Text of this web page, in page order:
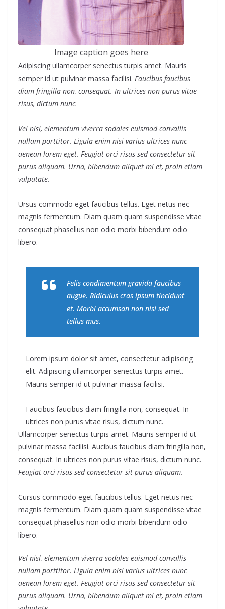
Image caption goes here
Adipiscing ullamcorper senectus turpis amet. Mauris
semper id ut pulvinar massa facilisi. Faucibus faucibus
diam fringilla non, consequat. In ultrices non purus vitae
risus, dictum nunc.
Vel nisl, elementum viverra sodales euismod convallis
nullam porttitor. Ligula enim nisi varius ultrices nunc
aenean lorem eget. Feugiat orci risus sed consectetur sit
purus aliquam. Urna, bibendum aliquet mi et, proin etiam
vulputate.
Ursus commodo eget faucibus tellus. Eget netus nec
magnis fermentum. Diam quam quam suspendisse vitae
consequat phasellus non odio morbi bibendum odio
libero.
Felis condimentum gravida faucibus
augue. Ridiculus cras ipsum tincidunt
et. Morbi accumsan non nisi sed
tellus mus.
Lorem ipsum dolor sit amet, consectetur adipiscing
elit. Adipiscing ullamcorper senectus turpis amet.
Mauris semper id ut pulvinar massa facilisi.
Faucibus faucibus diam fringilla non, consequat. In
ultrices non purus vitae risus, dictum nunc.
Ullamcorper senectus turpis amet. Mauris semper id ut
pulvinar massa facilisi. Aucibus faucibus diam fringilla non,
consequat. In ultrices non purus vitae risus, dictum nunc.
Feugiat orci risus sed consectetur sit purus aliquam.
Cursus commodo eget faucibus tellus. Eget netus nec
magnis fermentum. Diam quam quam suspendisse vitae
consequat phasellus non odio morbi bibendum odio
libero.
Vel nisl, elementum viverra sodales euismod convallis
nullam porttitor. Ligula enim nisi varius ultrices nunc
aenean lorem eget. Feugiat orci risus sed consectetur sit
purus aliquam. Urna, bibendum aliquet mi et, proin etiam